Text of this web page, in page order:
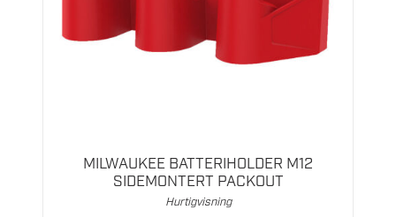
MILWAUKEE BATTERIHOLDER M12
SIDEMONTERT PACKOUT
Hurtigvisning